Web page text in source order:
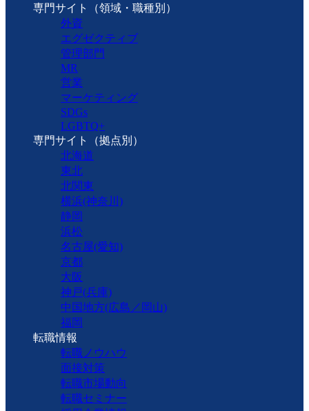
専門サイト（領域・職種別）
外資
エグゼクティブ
管理部門
MR
営業
マーケティング
SDGs
LGBTQ+
専門サイト（拠点別）
北海道
東北
北関東
横浜(神奈川)
静岡
浜松
名古屋(愛知)
京都
大阪
神戸(兵庫)
中国地方(広島／岡山)
福岡
転職情報
転職ノウハウ
面接対策
転職市場動向
転職セミナー